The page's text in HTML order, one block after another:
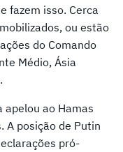
fazem isso. Cerca
ou estão
do Comando
Médio, Ásia
apelou ao Hamas
A posição de Putin
pró-